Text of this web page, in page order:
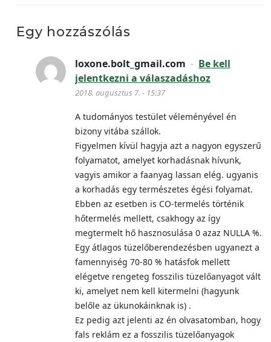
Egy hozzászólás
loxone.bolt_gmail.com - Be kell
jelentkezni a válaszadáshoz
2018. augusztus 7. - 15:37
A tudományos testület véleményével én
bizony vitába szállok.
Figyelmen kívül hagyja azt a nagyon egyszerű
folyamatot, amelyet korhadásnak hívunk,
vagyis amikor a faanyag lassan elég. ugyanis
a korhadás egy természetes égési folyamat.
Ebben az esetben is CO-termelés történik
hőtermelés mellett, csakhogy az így
megtermelt hő hasznosulása 0 azaz NULLA %.
Egy átlagos tüzelőberendezésben ugyanezt a
famennyiség 70-80 % hatásfok mellett
elégetve rengeteg fosszilis tüzelőanyagot vált
ki, amelyet nem kell kitermelni (hagyunk
belőle az ükunokáinknak is) .
Ez pedig azt jelenti az én olvasatomban, hogy
fals reklám ez a fosszilis tüzelőanyagok